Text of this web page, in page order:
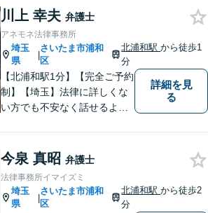
をお聞きになってからの判断
で構いませんので、トラブル
でお困りの方は一人で悩ま
ず、一度お気軽にご相談下さ
い。
川上 幸夫 弁護士
アネモネ法律事務所
埼玉
県
|
さいたま市浦和
区
北浦和駅から徒歩1
分
【北浦和駅1分】【完全ご予約
制】【埼玉】法律に詳しくな
い方でも不安なく話せるよ
く感じがちな法律問題も、少
しずつ一緒に整理していきま
しょう。
詳細を見
る
今泉 真昭 弁護士
法律事務所イマイズミ
埼玉
県
|
さいたま市浦和
区
北浦和駅から徒歩2
分